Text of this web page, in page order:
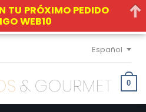
Español
0
TU PRÓXIMO PEDIDO
WEB10